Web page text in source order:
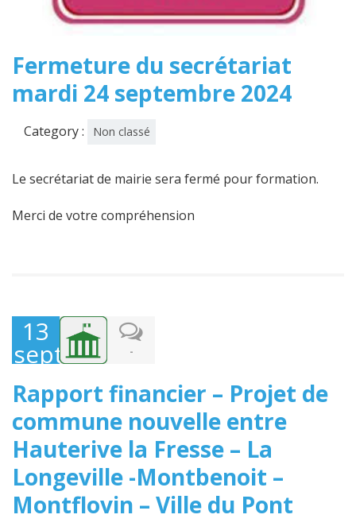
Fermeture du secrétariat
mardi 24 septembre 2024
Category : Non classé
Le secrétariat de mairie sera fermé pour formation.
Merci de votre compréhension
13
septembre
2024
-
Rapport financier – Projet de
commune nouvelle entre
Hauterive la Fresse – La
Longeville -Montbenoit –
Montflovin – Ville du Pont